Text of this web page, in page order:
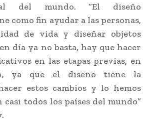
del mundo. “El diseño
como fin ayudar a las personas,
de vida y diseñar objetos
día ya no basta, hay que hacer
en las etapas previas, en
ya que el diseño tiene la
estos cambios y lo hemos
casi todos los países del mundo”